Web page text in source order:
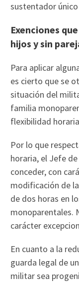
sustentador
Exenciones
hijos y sin
Para aplicar
es cierto que se
situación del
familia
flexibilidad
Por lo que
horaria, el Jefe
conceder, con
modificación de
de dos horas en
monoparentales.
carácter
En cuanto a la
guarda legal de
militar sea